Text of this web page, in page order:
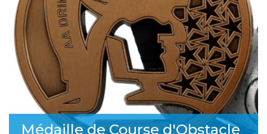
Médaille de Course d'Obstacle